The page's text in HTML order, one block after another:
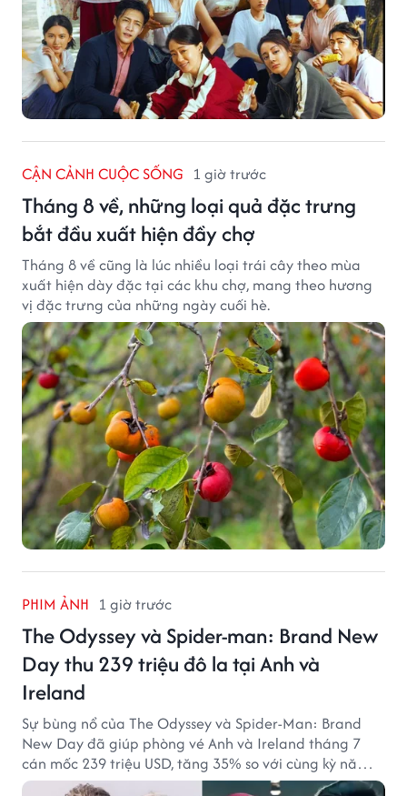
CẬN CẢNH CUỘC SỐNG 1 giờ trước
Tháng 8 về, những loại quả đặc trưng
bắt đầu xuất hiện đầy chợ
Tháng 8 về cũng là lúc nhiều loại trái cây theo mùa
xuất hiện dày đặc tại các khu chợ, mang theo hương
vị đặc trưng của những ngày cuối hè.
PHIM ẢNH 1 giờ trước
The Odyssey và Spider-man: Brand New
Day thu 239 triệu đô la tại Anh và
Ireland
Sự bùng nổ của The Odyssey và Spider-Man: Brand
New Day đã giúp phòng vé Anh và Ireland tháng 7
cán mốc 239 triệu USD, tăng 35% so với cùng kỳ năm
ngoái.